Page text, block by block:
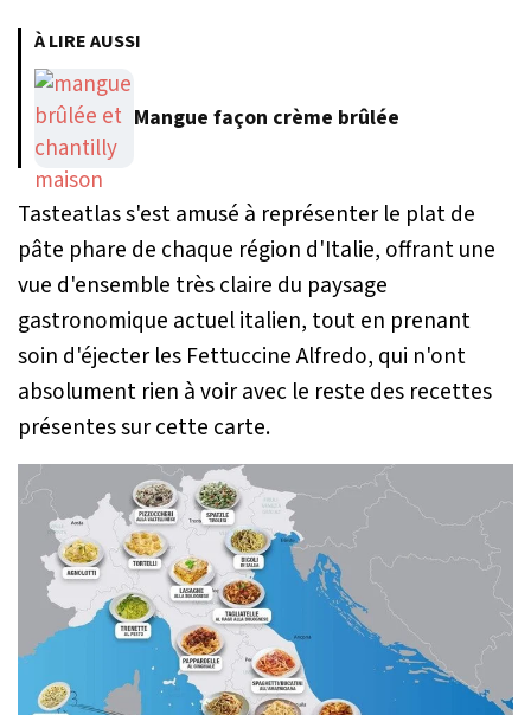
À LIRE AUSSI
Mangue façon crème brûlée
Tasteatlas s'est amusé à représenter le plat de
pâte phare de chaque région d'Italie, offrant une
vue d'ensemble très claire du paysage
gastronomique actuel italien, tout en prenant
soin d'éjecter les Fettuccine Alfredo, qui n'ont
absolument rien à voir avec le reste des recettes
présentes sur cette carte.